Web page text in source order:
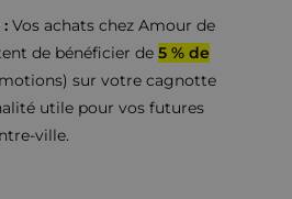
: Vos achats chez Amour de
de bénéficier de5 % de
sur votre cagnotte
utile pour vos futures
ville.